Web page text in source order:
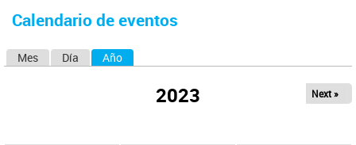
usted
Calendario de eventos
Mes Día Año
2023 Next »